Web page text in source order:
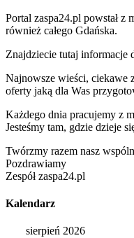
Portal zaspa24.pl powstał z
również całego Gdańska.
Znajdziecie tutaj informacje
Najnowsze wieści, ciekawe
oferty jaką dla Was
Każdego dnia pracujemy z
Jesteśmy tam, gdzie dzieje
Twórzmy razem nasz
Pozdrawiamy
Zespół zaspa24.pl
Kalendarz
sierpień 2026